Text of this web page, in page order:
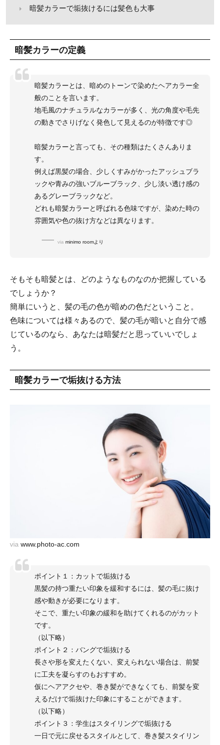
暗髪カラーで垢抜けるには髪色も大事
暗髪カラーの定義
暗髪カラーとは、暗めのトーンで染めたヘアカラー全
般のことを言います。
地毛風のナチュラルなカラーが多く、光の角度や毛先
の動きでさりげなく発色して見えるのが特徴です◎
暗髪カラーと言っても、その種類はたくさんありま
す。
例えば黒髪の場合、少しくすみがかったアッシュブラ
ックや青みの強いブルーブラック、少し淡い透け感の
あるグレーブラックなど。
どれも暗髪カラーと呼ばれる色味ですが、染めた時の
雰囲気や色の抜け方などは異なります。
via minimo roomより
そもそも暗髪とは、どのようなものなのか把握している
でしょうか？
簡単にいうと、髪の毛の色が暗めの色だということ。
色味については様々あるので、髪の毛が暗いと自分で感
じているのなら、あなたは暗髪だと思っていいでしょ
う。
暗髪カラーで垢抜ける方法
via www.photo-ac.com
ポイント１：カットで垢抜ける
黒髪の持つ重たい印象を緩和するには、髪の毛に抜け
感や動きが必要になります。
そこで、重たい印象の緩和を助けてくれるのがカット
です。
（以下略）
ポイント２：バングで垢抜ける
長さや形を変えたくない、変えられない場合は、前髪
に工夫を凝らすのもおすすめ。
仮にヘアアクセや、巻き髪ができなくても、前髪を変
えるだけで垢抜けた印象にすることができます。
（以下略）
ポイント３：学生はスタイリングで垢抜ける
一日で元に戻せるスタイルとして、巻き髪スタイリン